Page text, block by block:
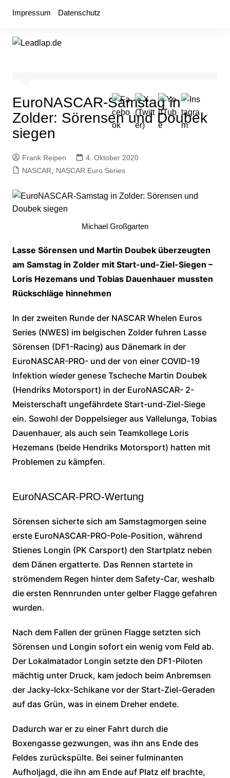
Impressum Datenschutz
EuroNASCAR-Samstag in
Zolder: Sörensen und Doubek
siegen
Frank Reipen
4. Oktober 2020
NASCAR, NASCAR Euro Series
Michael Großgarten
Lasse Sörensen und Martin Doubek überzeugten
am Samstag in Zolder mit Start-und-Ziel-Siegen –
Loris Hezemans und Tobias Dauenhauer mussten
Rückschläge hinnehmen
In der zweiten Runde der NASCAR Whelen Euros
Series (NWES) im belgischen Zolder fuhren Lasse
Sörensen (DF1-Racing) aus Dänemark in der
EuroNASCAR-PRO- und der von einer COVID-19
Infektion wieder genese Tscheche Martin Doubek
(Hendriks Motorsport) in der EuroNASCAR- 2-
Meisterschaft ungefährdete Start-und-Ziel-Siege
ein. Sowohl der Doppelsieger aus Vallelunga, Tobias
Dauenhauer, als auch sein Teamkollege Loris
Hezemans (beide Hendriks Motorsport) hatten mit
Problemen zu kämpfen.
EuroNASCAR-PRO-Wertung
Sörensen sicherte sich am Samstagmorgen seine
erste EuroNASCAR-PRO-Pole-Position, während
Stienes Longin (PK Carsport) den Startplatz neben
dem Dänen ergatterte. Das Rennen startete in
strömendem Regen hinter dem Safety-Car, weshalb
die ersten Rennrunden unter gelber Flagge gefahren
wurden.
Nach dem Fallen der grünen Flagge setzten sich
Sörensen und Longin sofort ein wenig vom Feld ab.
Der Lokalmatador Longin setzte den DF1-Piloten
mächtig unter Druck, kam jedoch beim Anbremsen
der Jacky-Ickx-Schikane vor der Start-Ziel-Geraden
auf das Grün, was in einem Dreher endete.
Dadurch war er zu einer Fahrt durch die
Boxengasse gezwungen, was ihn ans Ende des
Feldes zurückspülte. Bei seiner fulminanten
Aufholjagd, die ihn am Ende auf Platz elf brachte,